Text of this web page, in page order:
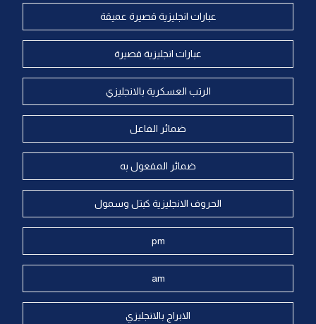
عبارات انجليزية قصيرة عميقة
عبارات انجليزية قصيرة
الرتب العسكرية بالانجليزي
ضمائر الفاعل
ضمائر المفعول به
الحروف الانجليزية كبتل وسمول
pm
am
الابراج بالانجليزي